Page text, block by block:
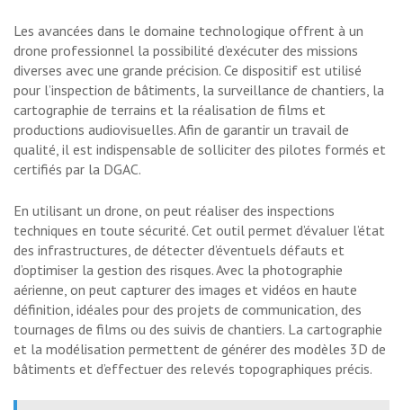
Les avancées dans le domaine technologique offrent à un
drone professionnel la possibilité d’exécuter des missions
diverses avec une grande précision. Ce dispositif est utilisé
pour l’inspection de bâtiments, la surveillance de chantiers, la
cartographie de terrains et la réalisation de films et
productions audiovisuelles. Afin de garantir un travail de
qualité, il est indispensable de solliciter des pilotes formés et
certifiés par la DGAC.
En utilisant un drone, on peut réaliser des inspections
techniques en toute sécurité. Cet outil permet d’évaluer l’état
des infrastructures, de détecter d’éventuels défauts et
d’optimiser la gestion des risques. Avec la photographie
aérienne, on peut capturer des images et vidéos en haute
définition, idéales pour des projets de communication, des
tournages de films ou des suivis de chantiers. La cartographie
et la modélisation permettent de générer des modèles 3D de
bâtiments et d’effectuer des relevés topographiques précis.